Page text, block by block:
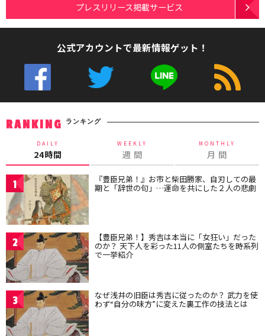
プレスリリース掲載サービス
公式アカウントで最新情報ゲット！
RANKING ランキング
DAILY
24時間
WEEKLY
週 間
MONTHLY
月 間
1 『豊臣兄弟！』お市と柴田勝家、自刃しての最
期と「辞世の句」…運命を共にした２人の悲劇
2 【豊臣兄弟！】秀吉は本当に「女狂い」だった
のか？ 天下人を彩った11人の側室たちを時系列
で一挙紹介
3 なぜ浅井の旧臣は秀吉に従ったのか？ 武力を使
わず“自分の味方”に変えた裏工作の技法とは